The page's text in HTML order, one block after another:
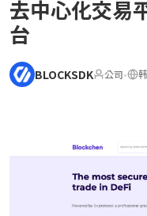
去中心化交易
台
BLOCKSDK 公司•